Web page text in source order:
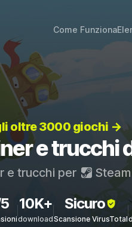
Come Funziona
oltre 3000 giochi →
e trucchi
e trucchi per Steam
10K+
download
Sicuro
Scansione VirusTotal